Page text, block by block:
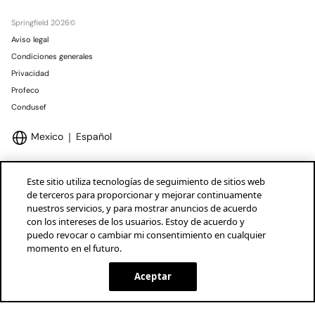
Springfield 2026©
Aviso legal
Condiciones generales
Privacidad
Profeco
Condusef
Mexico Español
Marcas Tendam
Este sitio utiliza tecnologías de seguimiento de sitios web
de terceros para proporcionar y mejorar continuamente
nuestros servicios, y para mostrar anuncios de acuerdo
con los intereses de los usuarios. Estoy de acuerdo y
puedo revocar o cambiar mi consentimiento en cualquier
momento en el futuro.
Aceptar